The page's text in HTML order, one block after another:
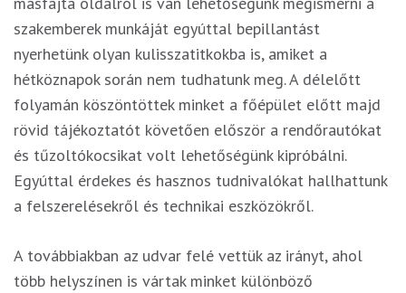
szakemberek munkáját egyúttal bepillantást
nyerhetünk olyan kulisszatitkokba is, amiket a
hétköznapok során nem tudhatunk meg. A délelőtt
folyamán köszöntöttek minket a főépület előtt majd
rövid tájékoztatót követően először a rendőrautókat
és tűzoltókocsikat volt lehetőségünk kipróbálni.
Egyúttal érdekes és hasznos tudnivalókat hallhattunk
a felszerelésekről és technikai eszközökről.
A továbbiakban az udvar felé vettük az irányt, ahol
több helyszínen is vártak minket különböző